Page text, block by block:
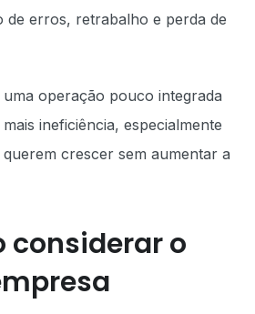
de erros, retrabalho e perda de
operação pouco integrada
ineficiência, especialmente
crescer sem aumentar a
considerar o